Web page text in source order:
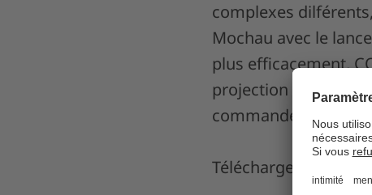
complexes
Mochau avec le
plus efficacement,
projection laser LAP,
commande PRO SOFT.
Téléchargez le